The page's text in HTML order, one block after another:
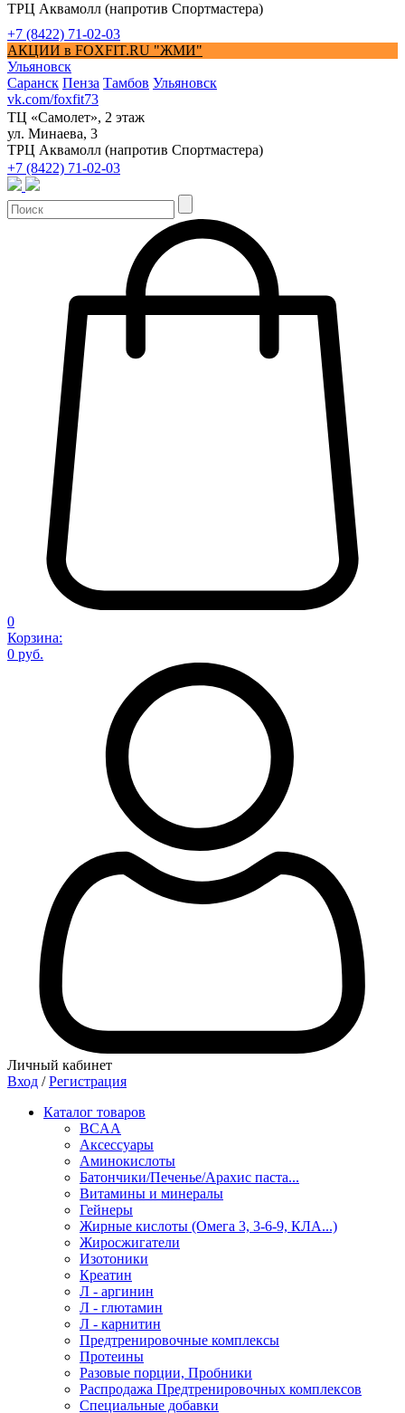
ТРЦ Аквамолл (напротив Спортмастера)
+7 (8422) 71-02-03
АКЦИИ в FOXFIT.RU "ЖМИ"
Ульяновск
Саранск Пенза Тамбов Ульяновск
vk.com/foxfit73
ТЦ «Самолет», 2 этаж
ул. Минаева, 3
ТРЦ Аквамолл (напротив Спортмастера)
+7 (8422) 71-02-03
0
Корзина:
0 руб.
Личный кабинет
Вход / Регистрация
Каталог товаров
BCAA
Аксессуары
Аминокислоты
Батончики/Печенье/Арахис паста...
Витамины и минералы
Гейнеры
Жирные кислоты (Омега 3, 3-6-9, КЛА...)
Жиросжигатели
Изотоники
Креатин
Л - аргинин
Л - глютамин
Л - карнитин
Предтренировочные комплексы
Протеины
Разовые порции, Пробники
Распродажа Предтренировочных комплексов
Специальные добавки